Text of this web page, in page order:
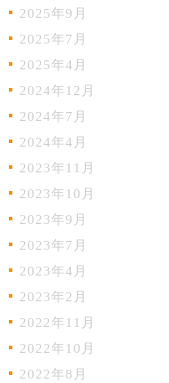
2025年9月
2025年7月
2025年4月
2024年12月
2024年7月
2024年4月
2023年11月
2023年10月
2023年9月
2023年7月
2023年4月
2023年2月
2022年11月
2022年10月
2022年8月